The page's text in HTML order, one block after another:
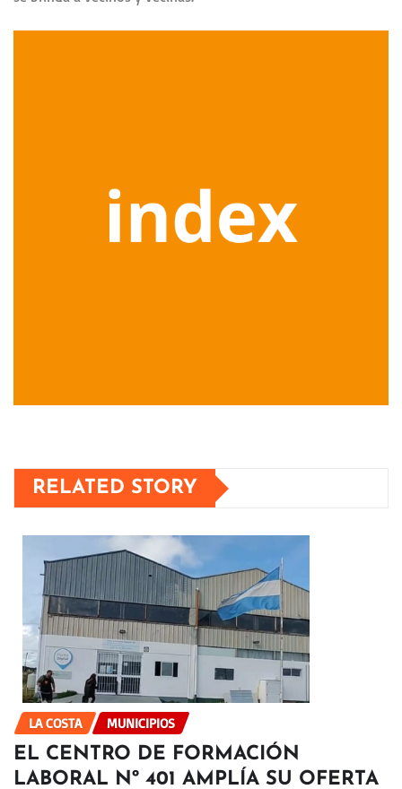
RELATED STORY
LA COSTA MUNICIPIOS
EL CENTRO DE FORMACIÓN
LABORAL Nº 401 AMPLÍA SU OFERTA